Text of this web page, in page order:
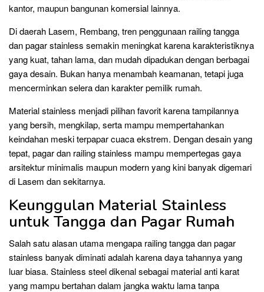
kantor, maupun bangunan komersial lainnya.
Di daerah Lasem, Rembang, tren penggunaan railing tangga
dan pagar stainless semakin meningkat karena karakteristiknya
yang kuat, tahan lama, dan mudah dipadukan dengan berbagai
gaya desain. Bukan hanya menambah keamanan, tetapi juga
mencerminkan selera dan karakter pemilik rumah.
Material stainless menjadi pilihan favorit karena tampilannya
yang bersih, mengkilap, serta mampu mempertahankan
keindahan meski terpapar cuaca ekstrem. Dengan desain yang
tepat, pagar dan railing stainless mampu mempertegas gaya
arsitektur minimalis maupun modern yang kini banyak digemari
di Lasem dan sekitarnya.
Keunggulan Material Stainless
untuk Tangga dan Pagar Rumah
Salah satu alasan utama mengapa railing tangga dan pagar
stainless banyak diminati adalah karena daya tahannya yang
luar biasa. Stainless steel dikenal sebagai material anti karat
yang mampu bertahan dalam jangka waktu lama tanpa